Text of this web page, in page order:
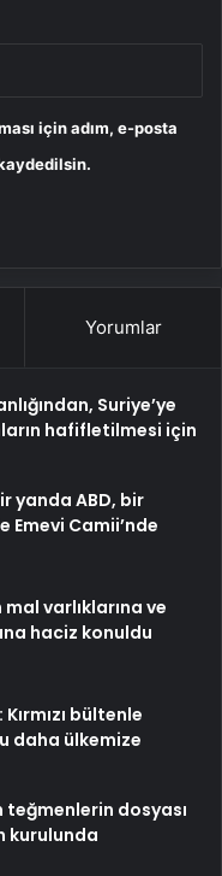
için adım, e-posta
Yorumlar
Suriye’ye
hafifletilmesi için
yanda ABD, bir
Emevi Camii’nde
mal varlıklarına ve
haciz konuldu
bültenle
daha ülkemize
teğmenlerin dosyası
kurulunda